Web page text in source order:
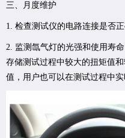
三、月度维护
1. 检查测试仪的电路连接是否正
2. 监测氙气灯的光强和使用寿
存储测试过程中较大的扭矩值
值，用户也可以在测试过程中实